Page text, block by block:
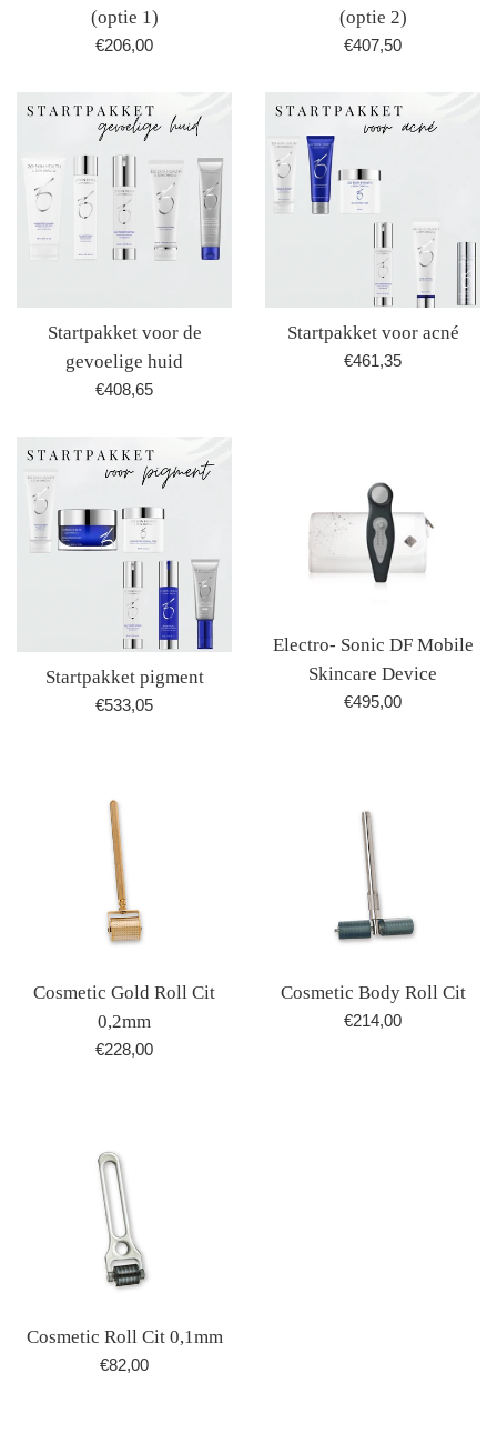
(optie 1)
Normale
€206,00
(optie 2)
Normale
€407,50
Startpakket voor de
gevoelige huid
Normale
€408,65
Startpakket voor acné
Normale
€461,35
Startpakket pigment
Normale
€533,05
Electro- Sonic DF Mobile
Skincare Device
Normale
€495,00
Cosmetic Gold Roll Cit
0,2mm
Normale
€228,00
Cosmetic Body Roll Cit
Normale
€214,00
Cosmetic Roll Cit 0,1mm
Normale
€82,00